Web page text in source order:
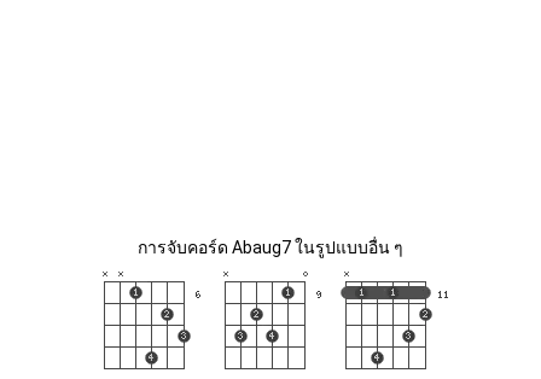
การจับคอร์ด Abaug7 ในรูปแบบอื่น ๆ